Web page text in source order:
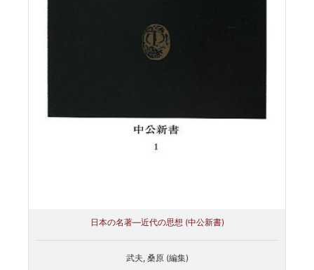
日本の名著―近代の思想 (中公新書)
武夫, 桑原 (編集)